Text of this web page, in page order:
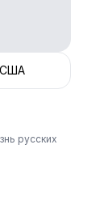
США
русских